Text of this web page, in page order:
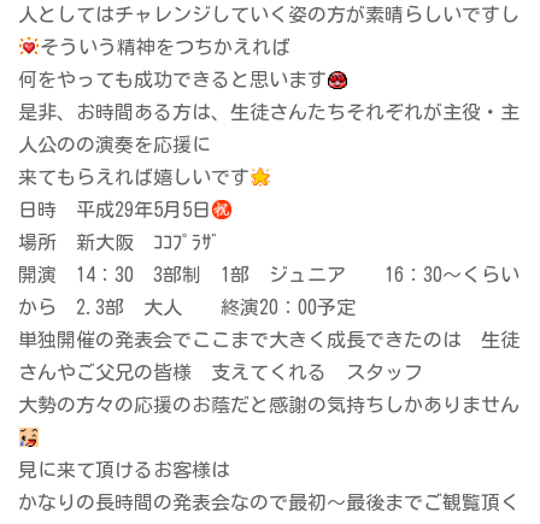
人としてはチャレンジしていく姿の方が素晴らしいですし
そういう精神をつちかえれば
何をやっても成功できると思います
是非、お時間ある方は、生徒さんたちそれぞれが主役・主
人公のの演奏を応援に
来てもらえれば嬉しいです
日時 平成29年5月5日
場所 新大阪 ｺｺﾌﾟﾗｻﾞ
開演 14：30 3部制 1部 ジュニア 16：30～くらい
から 2.3部 大人 終演20：00予定
単独開催の発表会でここまで大きく成長できたのは 生徒
さんやご父兄の皆様 支えてくれる スタッフ
大勢の方々の応援のお蔭だと感謝の気持ちしかありません
見に来て頂けるお客様は
かなりの長時間の発表会なので最初～最後までご観覧頂く